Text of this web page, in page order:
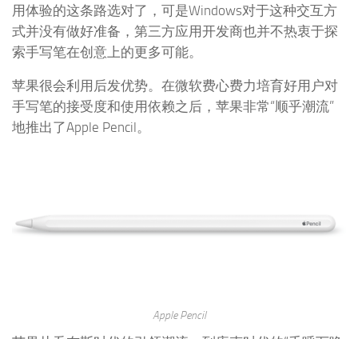
用体验的这条路选对了，可是Windows对于这种交互方
式并没有做好准备，第三方应用开发商也并不热衷于探
索手写笔在创意上的更多可能。
苹果很会利用后发优势。在微软费心费力培育好用户对
手写笔的接受度和使用依赖之后，苹果非常“顺乎潮流”
地推出了Apple Pencil。
Apple Pencil